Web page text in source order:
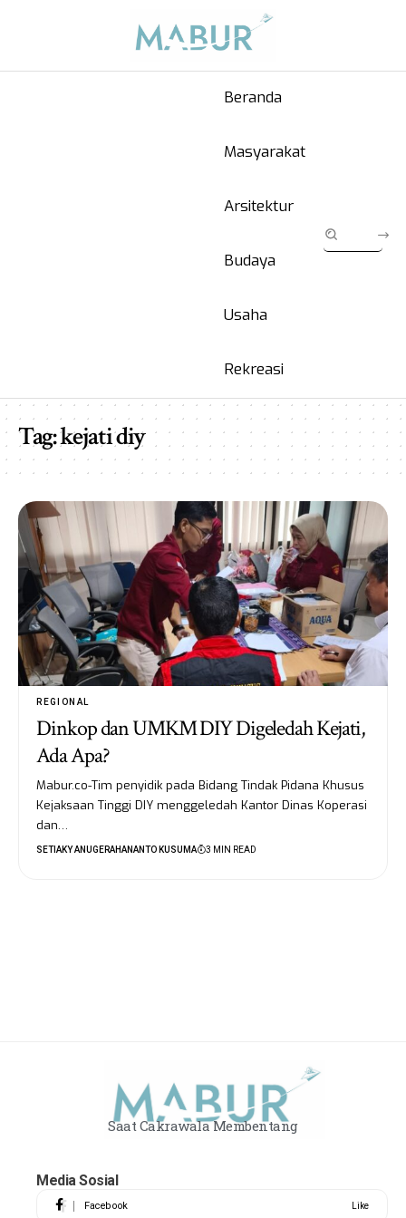
Beranda
Masyarakat
Arsitektur
Budaya
Usaha
Rekreasi
Tag:kejati diy
REGIONAL
Dinkop dan UMKM DIY Digeledah Kejati,
Ada Apa?
Mabur.co-Tim penyidik pada Bidang Tindak Pidana Khusus
Kejaksaan Tinggi DIY menggeledah Kantor Dinas Koperasi
dan…
SETIAKY ANUGERAHANANTO KUSUMA 3 MIN READ
Saat Cakrawala Membentang
Media Sosial
Facebook Like